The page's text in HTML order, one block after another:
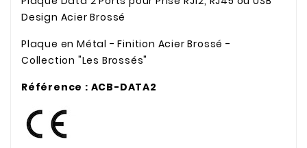
Design Acier Brossé
Plaque en Métal - Finition Acier Brossé -
Collection "Les Brossés"
Référence : ACB-DATA2